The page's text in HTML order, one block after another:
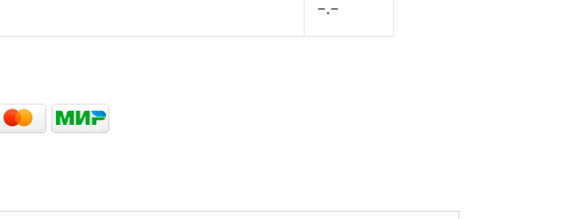
–.–